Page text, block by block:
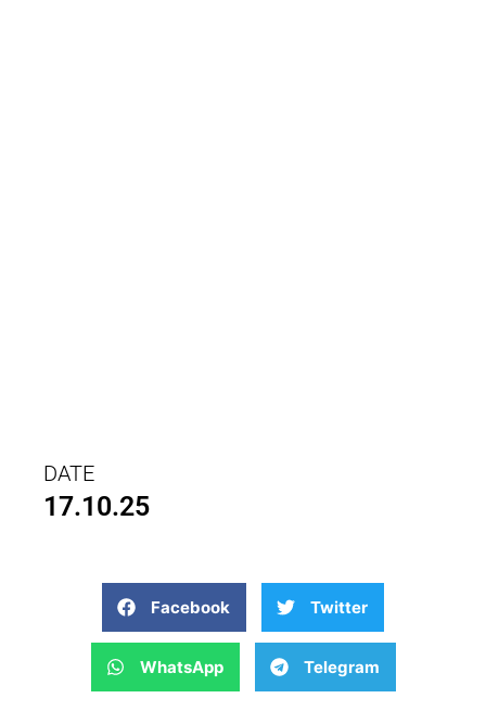
DATE
17.10.25
Facebook Twitter
WhatsApp Telegram